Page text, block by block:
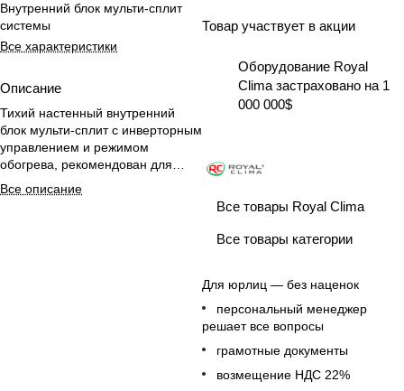
Внутренний блок мульти-сплит
системы
Все характеристики
Описание
Тихий настенный внутренний
блок мульти-сплит с инверторным
управлением и режимом
обогрева, рекомендован для
помещений 25 м².
Все описание
Товар участвует в акции
Оборудование Royal
Clima застраховано на 1
000 000$
Все товары Royal Clima
Все товары категории
Для юрлиц — без наценок
персональный менеджер
решает все вопросы
грамотные документы
возмещение НДС 22%